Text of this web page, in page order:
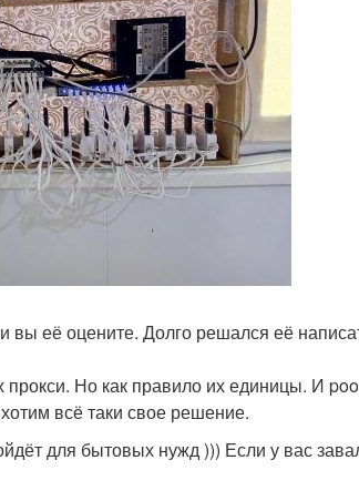
её оцените. Долго решался её
Но как правило их единицы. И
всё таки свое решение.
для бытовых нужд ))) Если у вас